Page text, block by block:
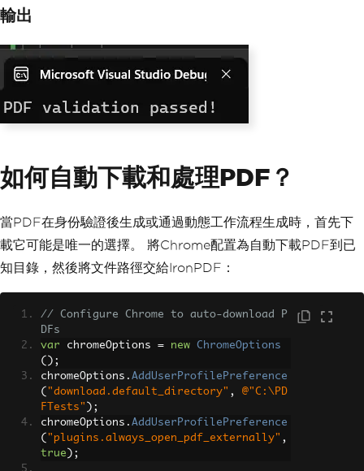
輸出
如何自動下載和處理PDF？
當PDF在身份驗證後生成或通過動態工作流程生成時，首先下
載它可能是唯一的選擇。 將Chrome配置為自動下載PDF到已
知目錄，然後將文件路徑交給IronPDF：
// Configure Chrome to auto-download P
DFs
var chromeOptions = new
ChromeOptions
();
chromeOptions . AddUserProfilePreference
( "download.default_directory" ,
@"C:\PD
FTests" );
chromeOptions . AddUserProfilePreference
( "plugins.always_open_pdf_externally" ,
true );